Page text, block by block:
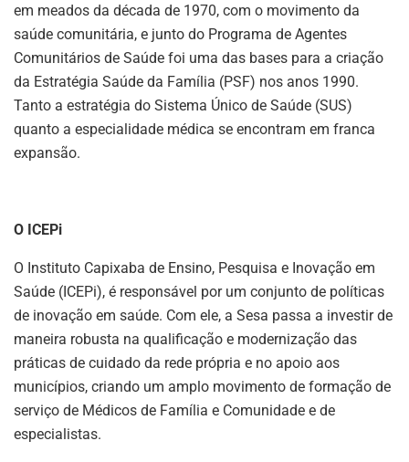
em meados da década de 1970, com o movimento da
saúde comunitária, e junto do Programa de Agentes
Comunitários de Saúde foi uma das bases para a criação
da Estratégia Saúde da Família (PSF) nos anos 1990.
Tanto a estratégia do Sistema Único de Saúde (SUS)
quanto a especialidade médica se encontram em franca
expansão.
O ICEPi
O Instituto Capixaba de Ensino, Pesquisa e Inovação em
Saúde (ICEPi), é responsável por um conjunto de políticas
de inovação em saúde. Com ele, a Sesa passa a investir de
maneira robusta na qualificação e modernização das
práticas de cuidado da rede própria e no apoio aos
municípios, criando um amplo movimento de formação de
serviço de Médicos de Família e Comunidade e de
especialistas.